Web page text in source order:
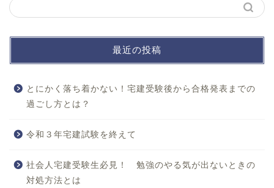
最近の投稿
とにかく落ち着かない！宅建受験後から合格発表までの
過ごし方とは？
令和３年宅建試験を終えて
社会人宅建受験生必見！ 勉強のやる気が出ないときの
対処方法とは